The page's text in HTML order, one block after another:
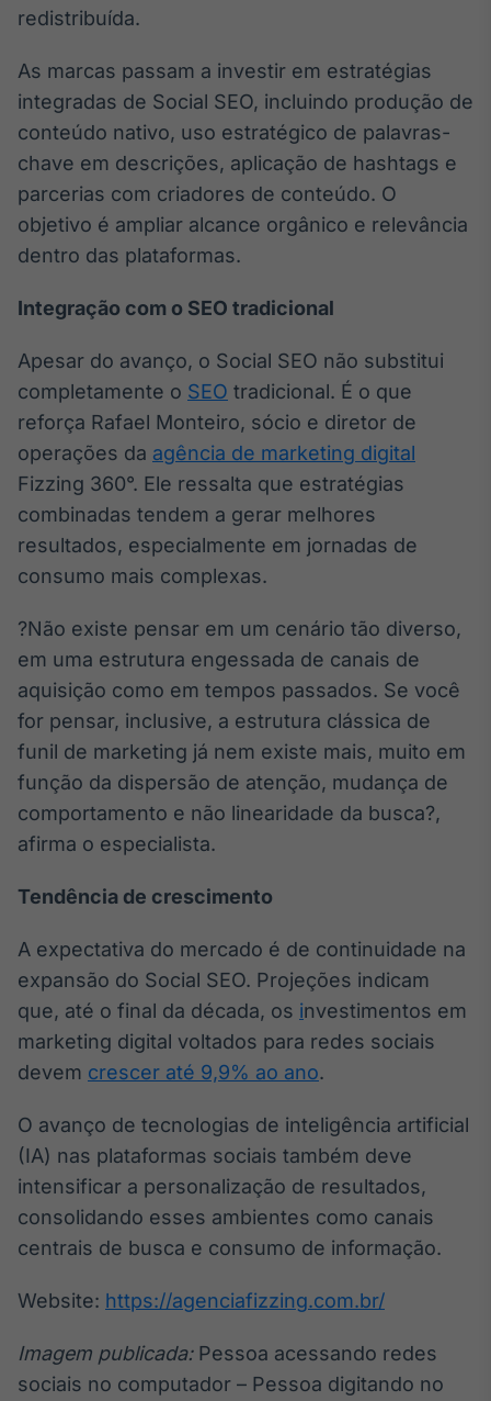
BroadFast
Em breve
Gestão de
Investimentos
Em breve
Tokenização
de ativos
Crédito
Em breve
redistribuída.
As marcas passam a investir em estratégias
integradas de Social SEO, incluindo produção de
conteúdo nativo, uso estratégico de palavras-
chave em descrições, aplicação de hashtags e
parcerias com criadores de conteúdo. O
objetivo é ampliar alcance orgânico e relevância
dentro das plataformas.
Integração com o SEO tradicional
Apesar do avanço, o Social SEO não substitui
completamente o SEO tradicional. É o que
reforça Rafael Monteiro, sócio e diretor de
operações da agência de marketing digital
Fizzing 360°. Ele ressalta que estratégias
combinadas tendem a gerar melhores
resultados, especialmente em jornadas de
consumo mais complexas.
?Não existe pensar em um cenário tão diverso,
em uma estrutura engessada de canais de
aquisição como em tempos passados. Se você
for pensar, inclusive, a estrutura clássica de
funil de marketing já nem existe mais, muito em
função da dispersão de atenção, mudança de
comportamento e não linearidade da busca?,
afirma o especialista.
Tendência de crescimento
A expectativa do mercado é de continuidade na
expansão do Social SEO. Projeções indicam
que, até o final da década, os investimentos em
marketing digital voltados para redes sociais
devem crescer até 9,9% ao ano.
O avanço de tecnologias de inteligência artificial
(IA) nas plataformas sociais também deve
intensificar a personalização de resultados,
consolidando esses ambientes como canais
centrais de busca e consumo de informação.
Website: https://agenciafizzing.com.br/
Imagem publicada:Pessoa acessando redes
sociais no computador – Pessoa digitando no